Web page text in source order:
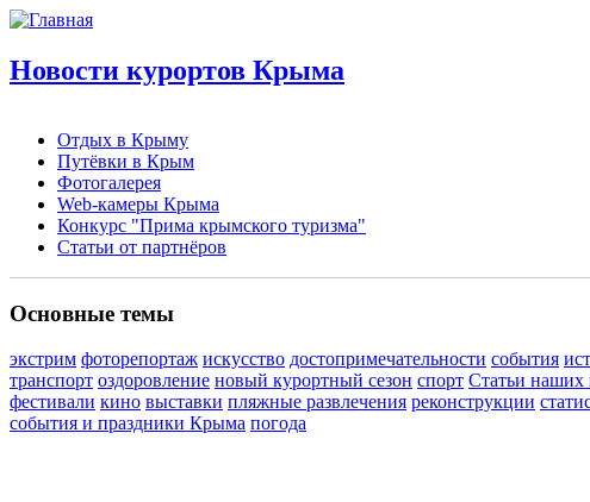
Новости курортов Крыма
Отдых в Крыму
Путёвки в Крым
Фотогалерея
Web-камеры Крыма
Конкурс "Прима крымского туризма"
Статьи от партнёров
Основные темы
экстрим фоторепортаж искусство достопримечательности события
транспорт оздоровление новый курортный сезон спорт Статьи наших
фестивали кино выставки пляжные развлечения реконструкции
события и праздники Крыма погода